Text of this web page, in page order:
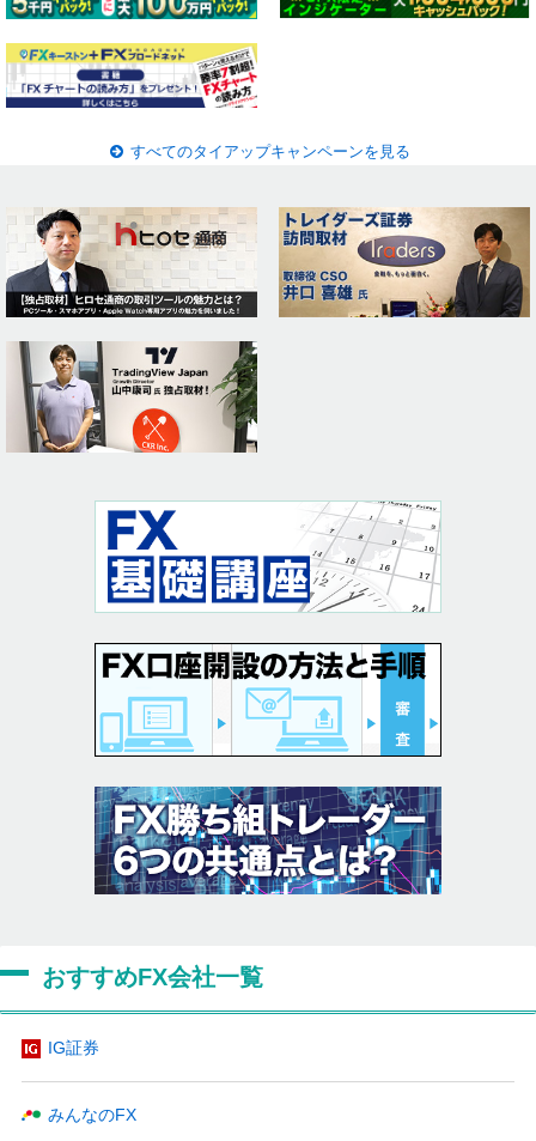
すべてのタイアップキャンペーンを見る
おすすめFX会社一覧
IG証券
みんなのFX